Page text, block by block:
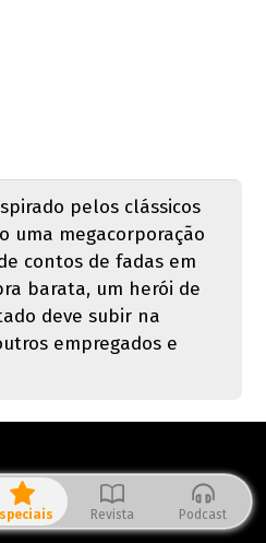
pelos clássicos
uma megacorporação
contos de fadas em
barata, um herói de
deve subir na
empregados e
Revista Podcast